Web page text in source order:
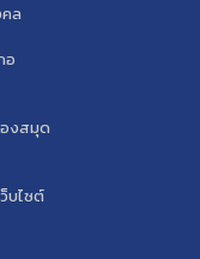
ล
อ
งสมุด
บไซต์